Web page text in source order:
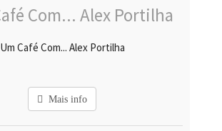
Um Café Com... Alex Portilha
Mais info